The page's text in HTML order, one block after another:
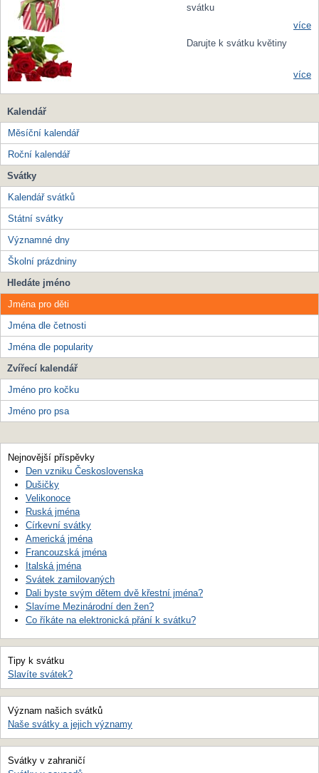
svátku
více
Darujte k svátku květiny
více
Kalendář
Měsíční kalendář
Roční kalendář
Svátky
Kalendář svátků
Státní svátky
Významné dny
Školní prázdniny
Hledáte jméno
Jména pro děti
Jména dle četnosti
Jména dle popularity
Zvířecí kalendář
Jméno pro kočku
Jméno pro psa
Nejnovější příspěvky
Den vzniku Československa
Dušičky
Velikonoce
Ruská jména
Církevní svátky
Americká jména
Francouzská jména
Italská jména
Svátek zamilovaných
Dali byste svým dětem dvě křestní jména?
Slavíme Mezinárodní den žen?
Co říkáte na elektronická přání k svátku?
Tipy k svátku
Slavíte svátek?
Význam našich svátků
Naše svátky a jejich významy
Svátky v zahraničí